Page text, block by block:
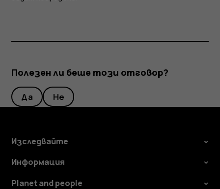
Полезен ли беше този отговор?
Да Не
Изследвайте
Информация
Planet and people